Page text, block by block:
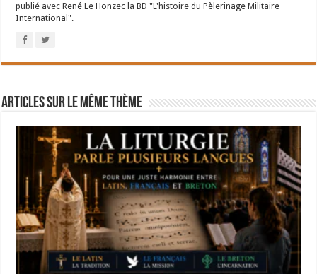
publié avec René Le Honzec la BD "L'histoire du Pèlerinage Militaire
International".
Articles sur le même thème